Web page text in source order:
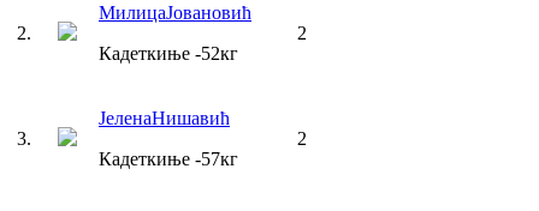
2.
МилицаЈовановић
Кадеткиње -52кг
2
3.
ЈеленаНишавић
Кадеткиње -57кг
2